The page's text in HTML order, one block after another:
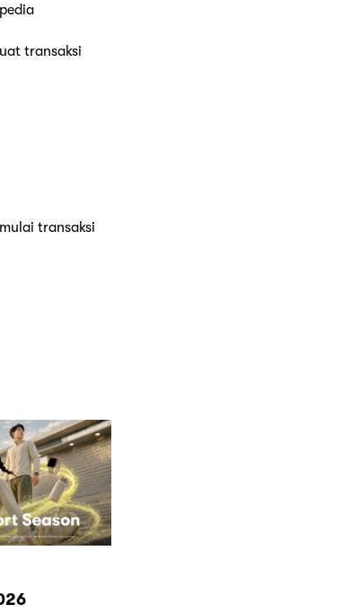
transaksi
transaksi